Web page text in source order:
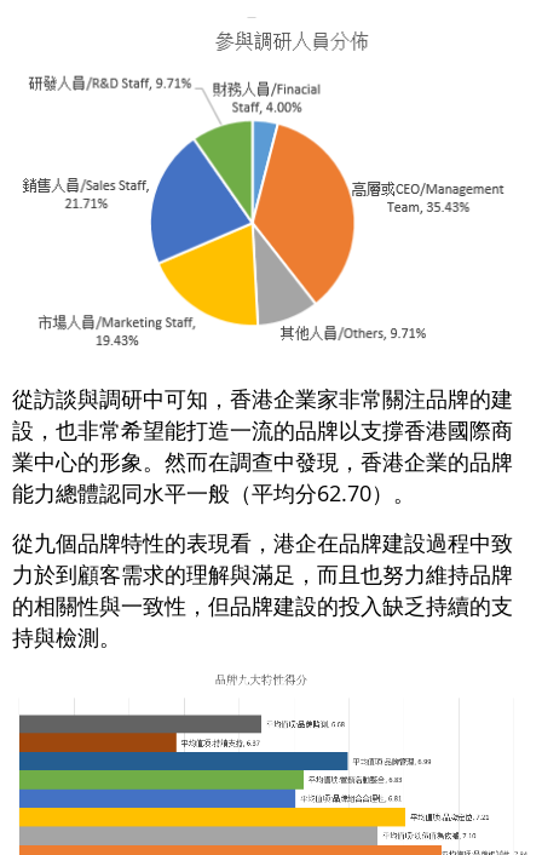
從訪談與調研中可知，香港企業家非常關注品牌的建
設，也非常希望能打造一流的品牌以支撐香港國際商
業中心的形象。然而在調查中發現，香港企業的品牌
能力總體認同水平一般（平均分62.70）。
從九個品牌特性的表現看，港企在品牌建設過程中致
力於到顧客需求的理解與滿足，而且也努力維持品牌
的相關性與一致性，但品牌建設的投入缺乏持續的支
持與檢測。